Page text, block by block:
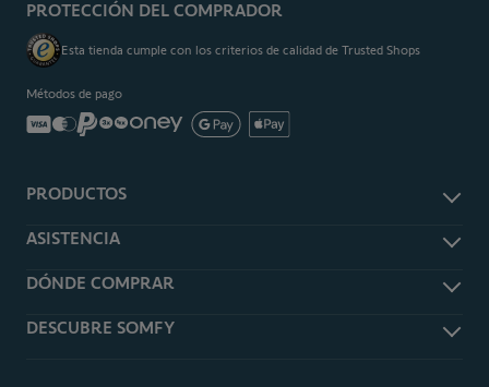
PRODUCTOS
Persianas y estores exteriores motorizados
Toldos y pérgolas motorizadas
Cámaras, alarmas y sistemas de seguridad
ASISTENCIA
Realizar devoluciones
Descarga manuales
DÓNDE COMPRAR
Buscar instalador
DESCUBRE SOMFY
PROTECCIÓN DEL COMPRADOR
Esta tienda cumple con los criterios de calidad de Trusted Shops
Métodos de pago